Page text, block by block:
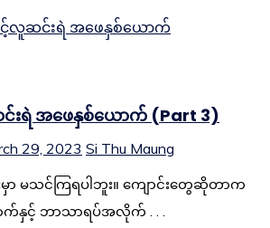
းရဲ အဖေနှစ်ယောက် (Part 3)
29, 2023 Si Thu Maung
မှာ မသင်ကြရပါဘူး။ ကျောင်းတွေဆိုတာက
က်နှင့် ဘာသာရပ်အလိုက် . . .